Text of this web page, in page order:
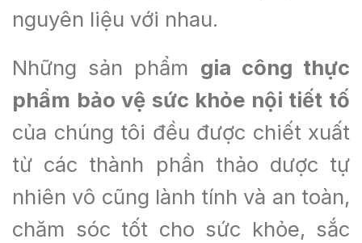
nguyên liệu với nhau.
Những sản phẩm gia công thực
phẩm bảo vệ sức khỏe nội tiết tố
của chúng tôi đều được chiết xuất
từ các thành phần thảo dược tự
nhiên vô cũng lành tính và an toàn,
chăm sóc tốt cho sức khỏe, sắc